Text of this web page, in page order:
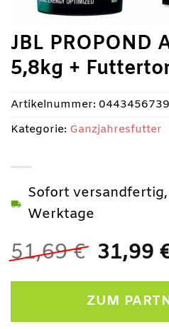
JBL PROPOND
5,8kg +
51,69€
war:
51,69
31,99
Sofort
Werktage
ZUM
Artikelnummer:
Kategorie: Ganzjahresfutter